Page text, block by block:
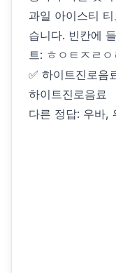
과일 아이스티
습니다. 빈칸에
트: ㅎㅇㅌㅈㄹㅇ
✅ 하이트진로음
하이트진로음료
다른 정답: 우바,